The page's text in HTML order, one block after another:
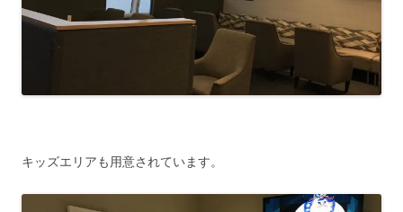
キッズエリアも用意されています。